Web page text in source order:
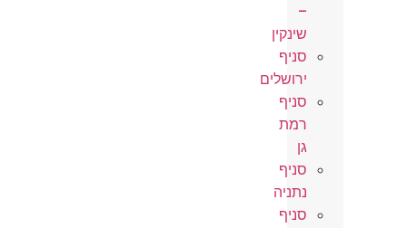
שינקין
סניף
ירושלים
סניף
רמת
סניף
נתניה
סניף